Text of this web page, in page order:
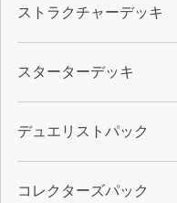
ストラクチャーデッキ
スターターデッキ
デュエリストパック
コレクターズパック